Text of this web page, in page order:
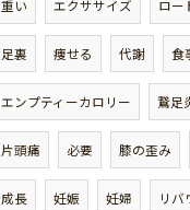
重い エクササイズ ロー
足裏 痩せる 代謝 食
エンプティーカロリー 鵞足
片頭痛 必要 膝の歪み
成長 妊娠 妊婦 リバ